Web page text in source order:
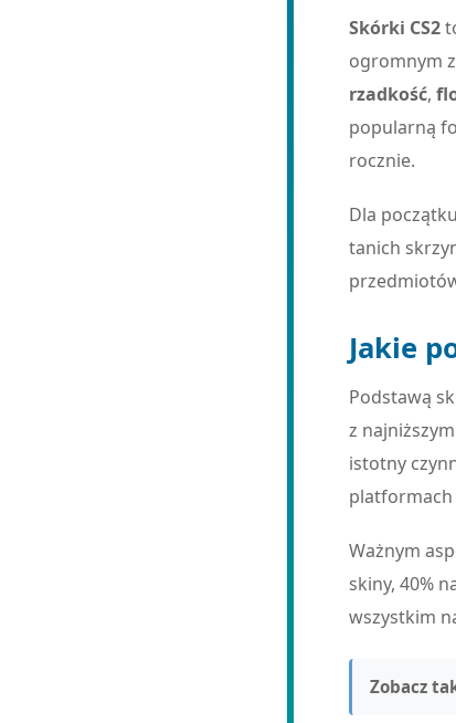
Skórki CS2
ogromnym
rzadkość,
popularną
rocznie.
Dla
tanich
Jakie
Podstawą
z
istotny
platformach
Ważnym
skiny, 40%
wszystkim
Zobacz